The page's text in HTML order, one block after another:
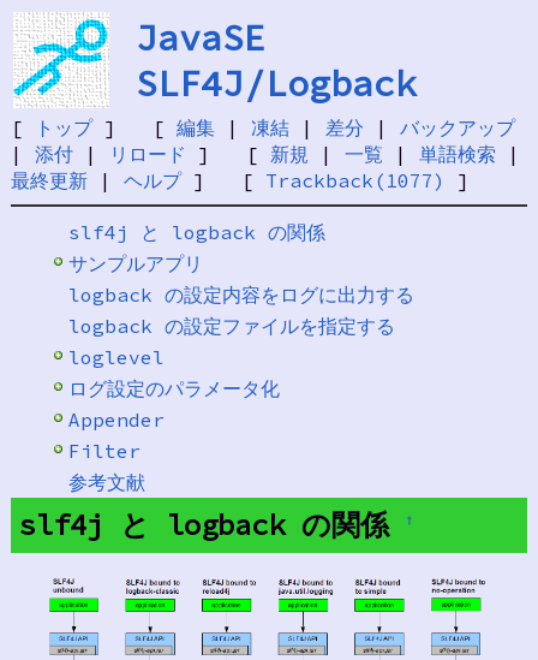
JavaSE
SLF4J/Logback
[ トップ] [ 編集| 凍結| 差分 | バックアップ
| 添付| リロード ] [ 新規 | 一覧 | 単語検索 |
最終更新| ヘルプ] [ Trackback(1077) ]
slf4j と logback の関係
サンプルアプリ
logback の設定内容をログに出力する
logback の設定ファイルを指定する
loglevel
ログ設定のパラメータ化
Appender
Filter
参考文献
slf4j と logback の関係 †